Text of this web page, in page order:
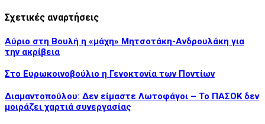
Σχετικές αναρτήσεις
Αύριο στη Βουλή η «μάχη» Μητσοτάκη-Ανδρουλάκη για
την ακρίβεια
Στο Ευρωκοινοβούλιο η Γενοκτονία των Ποντίων
Διαμαντοπούλου: Δεν είμαστε Λωτοφάγοι – Το ΠΑΣΟΚ δεν
μοιράζει χαρτιά συνεργασίας